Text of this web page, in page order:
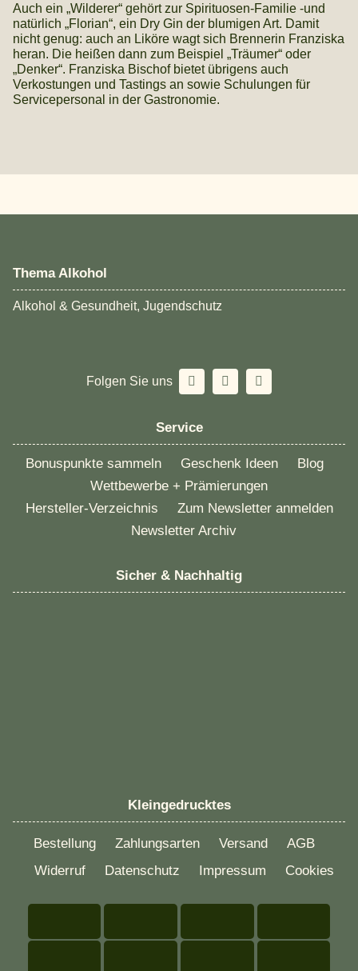
Auch ein „Wilderer“ gehört zur Spirituosen-Familie -und
natürlich „Florian“, ein Dry Gin der blumigen Art. Damit
nicht genug: auch an Liköre wagt sich Brennerin Franziska
heran. Die heißen dann zum Beispiel „Träumer“ oder
„Denker“. Franziska Bischof bietet übrigens auch
Verkostungen und Tastings an sowie Schulungen für
Servicepersonal in der Gastronomie.
Thema Alkohol
Alkohol & Gesundheit, Jugendschutz
Folgen Sie uns
Service
Bonuspunkte sammeln Geschenk Ideen
Blog
Wettbewerbe + Prämierungen
Hersteller-Verzeichnis
Zum Newsletter anmelden
Newsletter Archiv
Sicher & Nachhaltig
Kleingedrucktes
Bestellung Zahlungsarten Versand
AGB
Widerruf
Datenschutz Impressum Cookies